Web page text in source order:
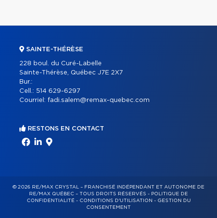
SAINTE-THÉRÈSE
228 boul. du Curé-Labelle
Sainte-Thérèse, Québec J7E 2X7
Bur.:
Cell.: 514 629-6297
Courriel: fadi.salem@remax-quebec.com
RESTONS EN CONTACT
© 2026 RE/MAX CRYSTAL – FRANCHISÉ INDÉPENDANT ET AUTONOME DE
RE/MAX QUÉBEC – TOUS DROITS RÉSERVÉS - POLITIQUE DE
CONFIDENTIALITÉ- CONDITIONS D'UTILISATION - GESTION DU
CONSENTEMENT